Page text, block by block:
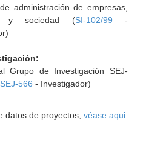
administración de empresas,
y sociedad (SI-102/99 -
Grupo de Investigación SEJ-
566 - Investigador)
datos de proyectos, véase aqui